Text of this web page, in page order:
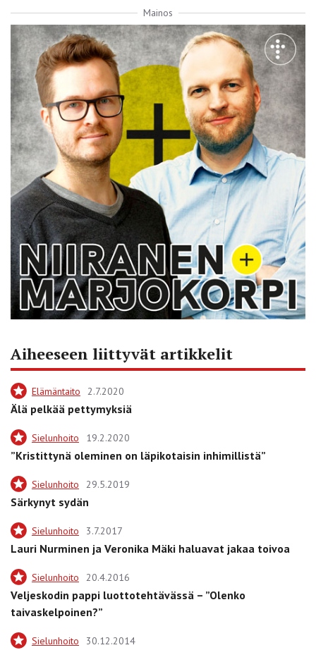
Mainos
Aiheeseen liittyvät artikkelit
Elämäntaito 2.7.2020
Älä pelkää pettymyksiä
Sielunhoito 19.2.2020
”Kristittynä oleminen on läpikotaisin inhimillistä”
Sielunhoito 29.5.2019
Särkynyt sydän
Sielunhoito 3.7.2017
Lauri Nurminen ja Veronika Mäki haluavat jakaa toivoa
Sielunhoito 20.4.2016
Veljeskodin pappi luottotehtävässä – ”Olenko
taivaskelpoinen?”
Sielunhoito 30.12.2014